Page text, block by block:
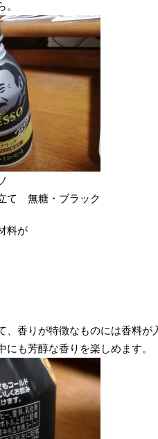
て 無糖・ブラック
料が
、香りが特徴なものには香料
にも芳醇な香りを楽しめます。